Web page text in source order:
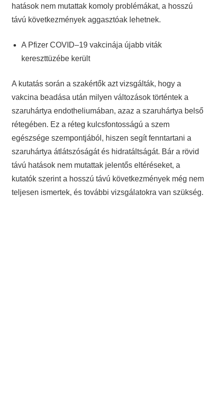
hatások nem mutattak komoly problémákat, a hosszú
távú következmények aggasztóak lehetnek.
A Pfizer COVID–19 vakcinája újabb viták
kereszttüzébe került
A kutatás során a szakértők azt vizsgálták, hogy a
vakcina beadása után milyen változások történtek a
szaruhártya endotheliumában, azaz a szaruhártya belső
rétegében. Ez a réteg kulcsfontosságú a szem
egészsége szempontjából, hiszen segít fenntartani a
szaruhártya átlátszóságát és hidratáltságát. Bár a rövid
távú hatások nem mutattak jelentős eltéréseket, a
kutatók szerint a hosszú távú következmények még nem
teljesen ismertek, és további vizsgálatokra van szükség.